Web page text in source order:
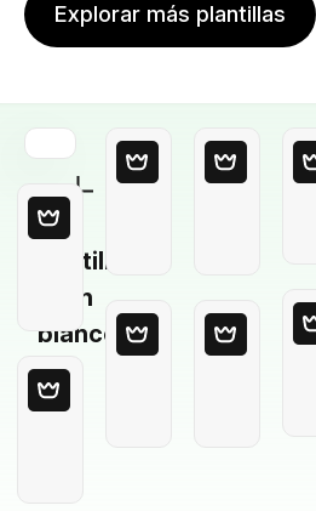
Explorar más plantillas
Plantilla
en
blanco